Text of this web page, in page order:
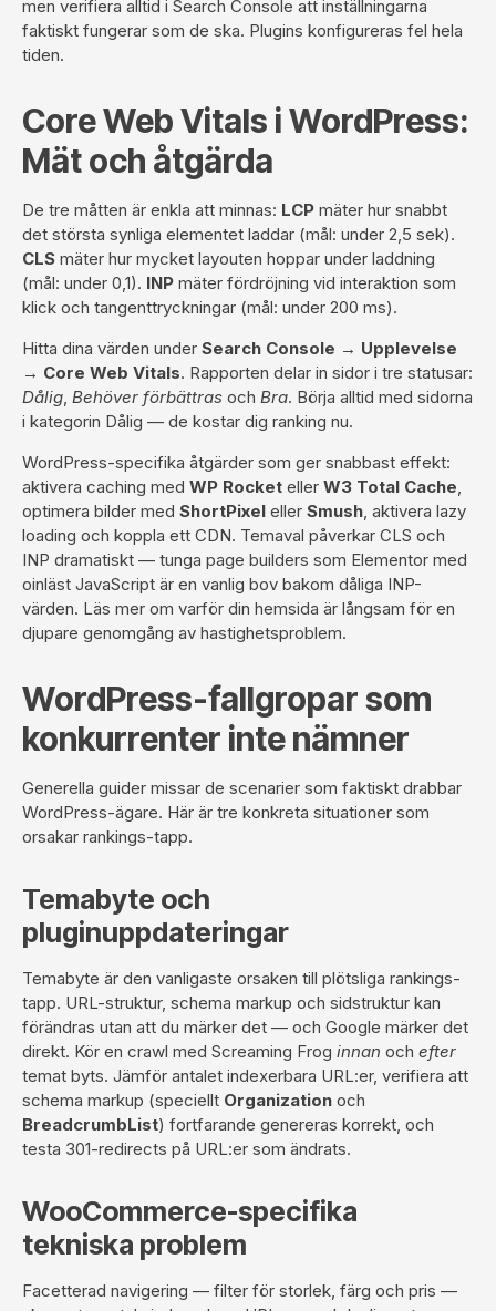
men verifiera alltid i Search Console att inställningarna
faktiskt fungerar som de ska. Plugins konfigureras fel hela
tiden.
Core Web Vitals i WordPress:
Mät och åtgärda
De tre måtten är enkla att minnas: LCP mäter hur snabbt
det största synliga elementet laddar (mål: under 2,5 sek).
CLS mäter hur mycket layouten hoppar under laddning
(mål: under 0,1). INP mäter fördröjning vid interaktion som
klick och tangenttryckningar (mål: under 200 ms).
Hitta dina värden under Search Console → Upplevelse
→ Core Web Vitals. Rapporten delar in sidor i tre statusar:
Dålig, Behöver förbättras och Bra. Börja alltid med sidorna
i kategorin Dålig — de kostar dig ranking nu.
WordPress-specifika åtgärder som ger snabbast effekt:
aktivera caching med WP Rocket eller W3 Total Cache,
optimera bilder med ShortPixel eller Smush, aktivera lazy
loading och koppla ett CDN. Temaval påverkar CLS och
INP dramatiskt — tunga page builders som Elementor med
oinläst JavaScript är en vanlig bov bakom dåliga INP-
värden. Läs mer om varför din hemsida är långsam för en
djupare genomgång av hastighetsproblem.
WordPress-fallgropar som
konkurrenter inte nämner
Generella guider missar de scenarier som faktiskt drabbar
WordPress-ägare. Här är tre konkreta situationer som
orsakar rankings-tapp.
Temabyte och
pluginuppdateringar
Temabyte är den vanligaste orsaken till plötsliga rankings-
tapp. URL-struktur, schema markup och sidstruktur kan
förändras utan att du märker det — och Google märker det
direkt. Kör en crawl med Screaming Frog innan och efter
temat byts. Jämför antalet indexerbara URL:er, verifiera att
schema markup (speciellt Organization och
BreadcrumbList) fortfarande genereras korrekt, och
testa 301-redirects på URL:er som ändrats.
WooCommerce-specifika
tekniska problem
Facetterad navigering — filter för storlek, färg och pris —